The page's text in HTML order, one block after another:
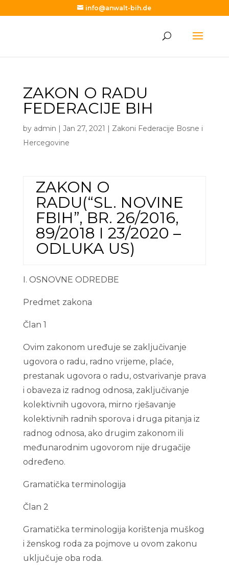
info@anwalt-bih.de
ZAKON O RADU
FEDERACIJE BIH
by admin | Jan 27, 2021 | Zakoni Federacije Bosne i
Hercegovine
ZAKON O
RADU(“SL. NOVINE
FBIH”, BR. 26/2016,
89/2018 I 23/2020 –
ODLUKA US)
I. OSNOVNE ODREDBE
Predmet zakona
Član 1
Ovim zakonom uređuje se zaključivanje
ugovora o radu, radno vrijeme, plaće,
prestanak ugovora o radu, ostvarivanje prava
i obaveza iz radnog odnosa, zaključivanje
kolektivnih ugovora, mirno rješavanje
kolektivnih radnih sporova i druga pitanja iz
radnog odnosa, ako drugim zakonom ili
međunarodnim ugovorom nije drugačije
određeno.
Gramatička terminologija
Član 2
Gramatička terminologija korištenja muškog
i ženskog roda za pojmove u ovom zakonu
uključuje oba roda.